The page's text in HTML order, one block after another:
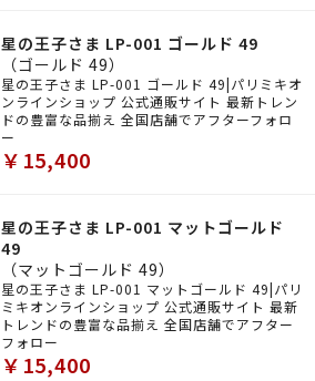
星の王子さま LP-001 ゴールド 49
（ゴールド 49）
星の王子さま LP-001 ゴールド 49|パリミキオ
ンラインショップ 公式通販サイト 最新トレン
ドの豊富な品揃え 全国店舗でアフターフォロ
ー
￥15,400
星の王子さま LP-001 マットゴールド
49
（マットゴールド 49）
星の王子さま LP-001 マットゴールド 49|パリ
ミキオンラインショップ 公式通販サイト 最新
トレンドの豊富な品揃え 全国店舗でアフター
フォロー
￥15,400